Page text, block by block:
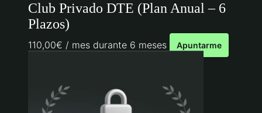
Club Privado DTE (Plan Anual – 6
Plazos)
110,00€ / mes durante 6 meses Apuntarme